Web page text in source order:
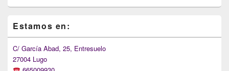
Sidebar
Widget
Area
Estamos en:
C/ García Abad, 25, Entresuelo
27004 Lugo